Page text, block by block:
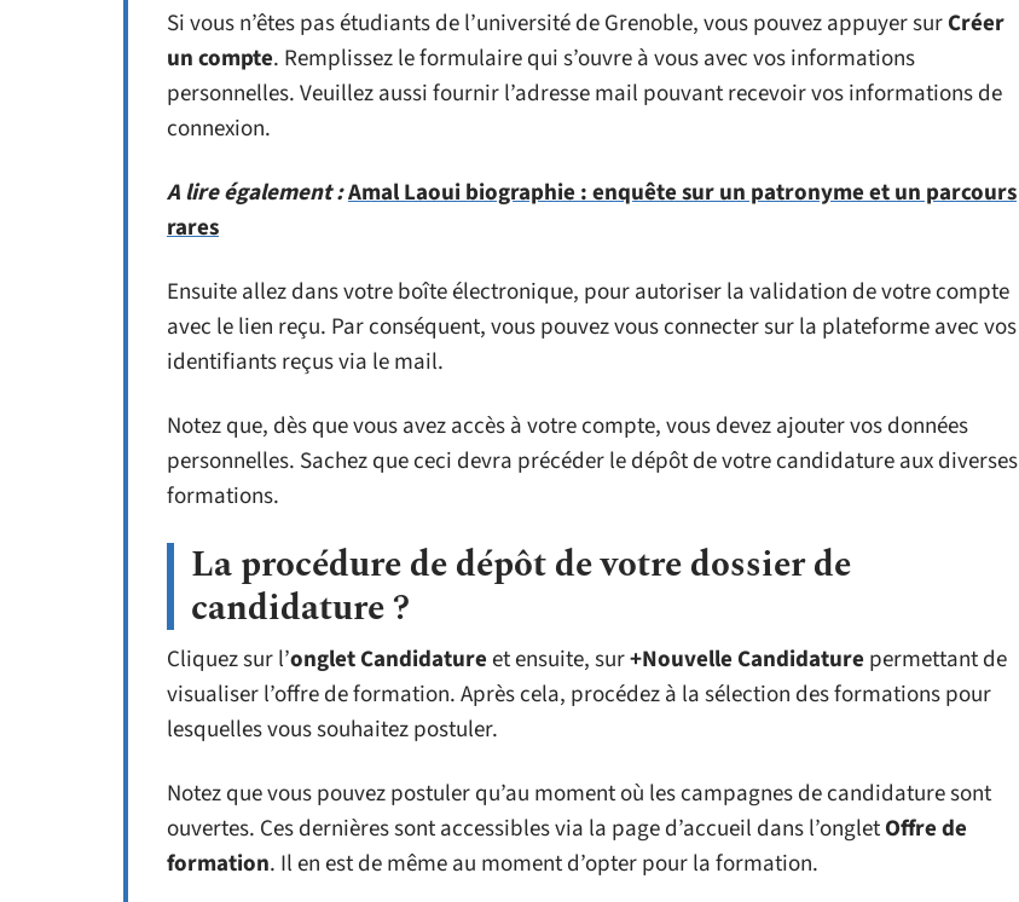
Si vous n’êtes pas étudiants de l’université de Grenoble, vous pouvez appuyer surCréer
un compte. Remplissez le formulaire qui s’ouvre à vous avec vos informations
personnelles. Veuillez aussi fournir l’adresse mail pouvant recevoir vos informations de
connexion.
A lire également :Amal Laoui biographie : enquête sur un patronyme et un parcours
rares
Ensuite allez dans votre boîte électronique, pour autoriser la validation de votre compte
avec le lien reçu. Par conséquent, vous pouvez vous connecter sur la plateforme avec vos
identifiants reçus via le mail.
Notez que, dès que vous avez accès à votre compte, vous devez ajouter vos données
personnelles. Sachez que ceci devra précéder le dépôt de votre candidature aux diverses
formations.
La procédure de dépôt de votre dossier de
candidature ?
Cliquez sur l’onglet Candidatureet ensuite, sur+Nouvelle Candidature permettant de
visualiser l’offre de formation. Après cela, procédez à la sélection des formations pour
lesquelles vous souhaitez postuler.
Notez que vous pouvez postuler qu’au moment où les campagnes de candidature sont
ouvertes. Ces dernières sont accessibles via la page d’accueil dans l’ongletOffre de
formation. Il en est de même au moment d’opter pour la formation.